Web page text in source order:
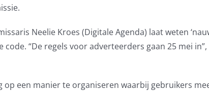
Neelie Kroes (Digitale Agenda) laat weten
code. “De regels voor adverteerders gaan 25 mei
op een manier te organiseren waarbij gebruikers